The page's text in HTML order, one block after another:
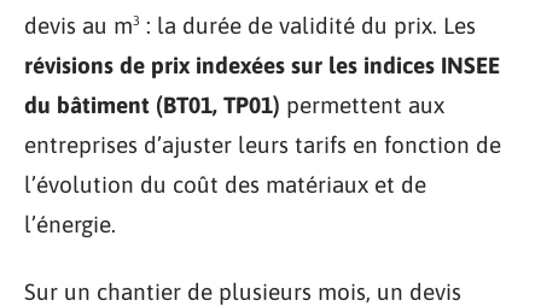
devis au m³ : la durée de validité du prix. Les
révisions de prix indexées sur les indices INSEE
du bâtiment (BT01, TP01) permettent aux
entreprises d’ajuster leurs tarifs en fonction de
l’évolution du coût des matériaux et de
l’énergie.
Sur un chantier de plusieurs mois, un devis